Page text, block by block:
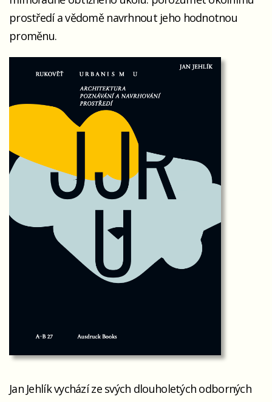
prostředí a vědomě navrhnout jeho hodnotnou
proměnu.
Jan Jehlík vychází ze svých dlouholetých odborných